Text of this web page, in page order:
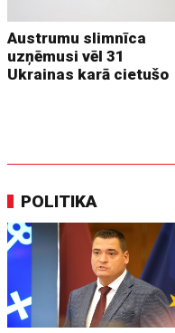
Austrumu slimnīca
uzņēmusi vēl 31
Ukrainas karā cietušo
POLITIKA